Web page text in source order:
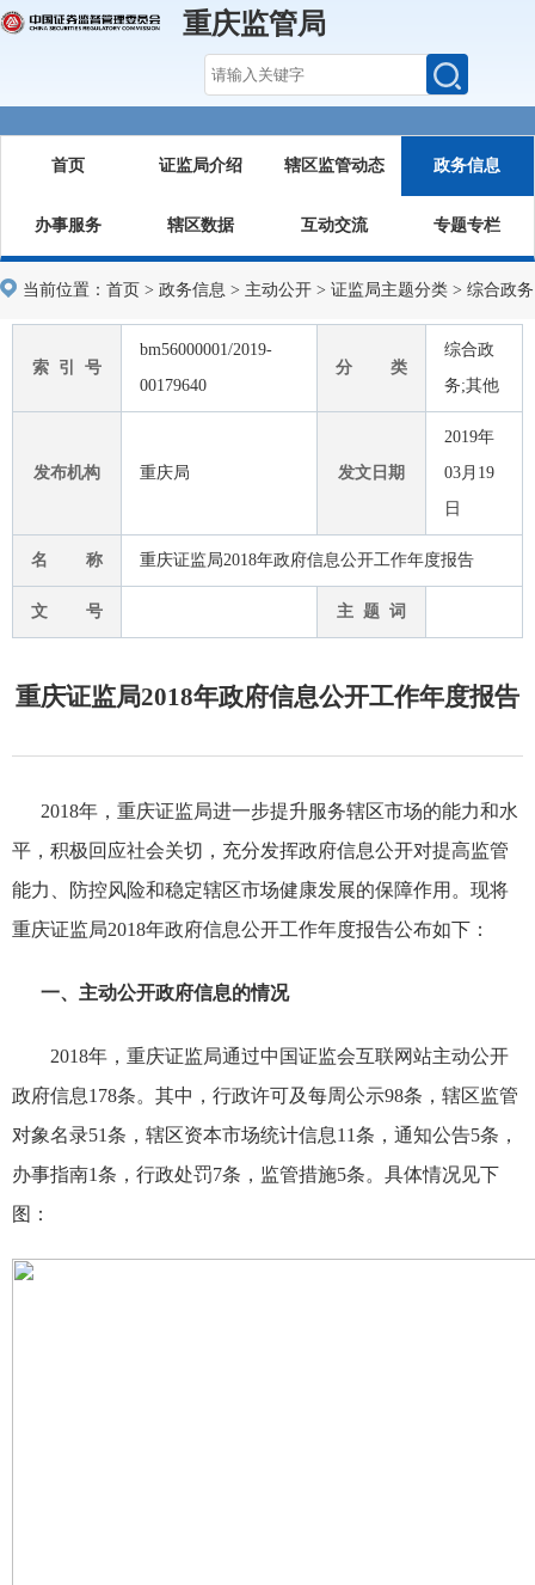
重庆监管局
首页 证监局介绍 辖区监管动态 政务信息
办事服务 辖区数据 互动交流 专题专栏
当前位置： 首页 > 政务信息 > 主动公开 > 证监局主题分类 > 综合政务
索 引 号
bm56000001/2019-
00179640
分 类
综合政
务;其他
发布机构 重庆局 发文日期
2019年
03月19
日
名 称 重庆证监局2018年政府信息公开工作年度报告
文 号 主 题 词
重庆证监局2018年政府信息公开工作年度报告
2018年，重庆证监局进一步提升服务辖区市场的能力和水
平，积极回应社会关切，充分发挥政府信息公开对提高监管
能力、防控风险和稳定辖区市场健康发展的保障作用。 现将
重庆证监局2018年政府信息公开工作年度报告公布如下：
一、主动公开政府信息的情况
2018年，重庆证监局通过中国证监会互联网站主动公开
政府信息178条。其中 ， 行政许可及每周公示98条 ，辖区监管
对象名录51条 ，辖区资本市场统计信息11条 ，通知公告5条 ，
办事指南1条 ，行政处罚7条 ，监管措施5条。具体情况见下
图：